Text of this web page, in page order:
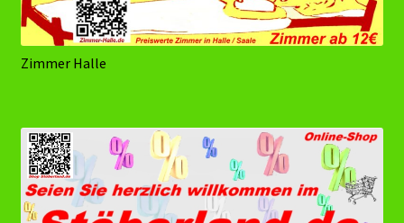
Zimmer Halle